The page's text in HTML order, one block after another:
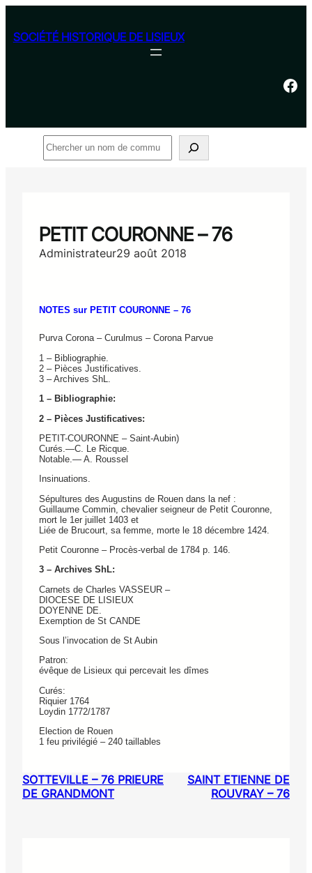
contenu
SOCIÉTÉ HISTORIQUE DE LISIEUX
Facebook
Rechercher
PETIT COURONNE – 76
Administrateur29 août 2018
NOTES sur PETIT COURONNE – 76
Purva Corona – Curulmus – Corona Parvue
1 – Bibliographie.
2 – Pièces Justificatives.
3 – Archives ShL.
1 – Bibliographie:
2 – Pièces Justificatives:
PETIT-COURONNE – Saint-Aubin)
Curés.—C. Le Ricque.
Notable.— A. Roussel
Insinuations.
Sépultures des Augustins de Rouen dans la nef :
Guillaume Commin, chevalier seigneur de Petit Couronne,
mort le 1er juillet 1403 et
Liée de Brucourt, sa femme, morte le 18 décembre 1424.
Petit Couronne – Procès-verbal de 1784 p. 146.
3 – Archives ShL:
Carnets de Charles VASSEUR –
DIOCESE DE LISIEUX
DOYENNE DE.
Exemption de St CANDE
Sous l’invocation de St Aubin
Patron:
évêque de Lisieux qui percevait les dîmes
Curés:
Riquier 1764
Loydin 1772/1787
Election de Rouen
1 feu privilégié – 240 taillables
SOTTEVILLE – 76 PRIEURE
DE GRANDMONT
SAINT ETIENNE DE
ROUVRAY – 76